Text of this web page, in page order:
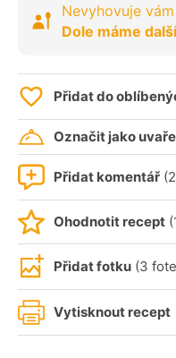
Nevyhovuje
Dole máme
Přidat do
Označit jako
Přidat komentář
Ohodnotit recept
Přidat fotku (3
Vytisknout recept